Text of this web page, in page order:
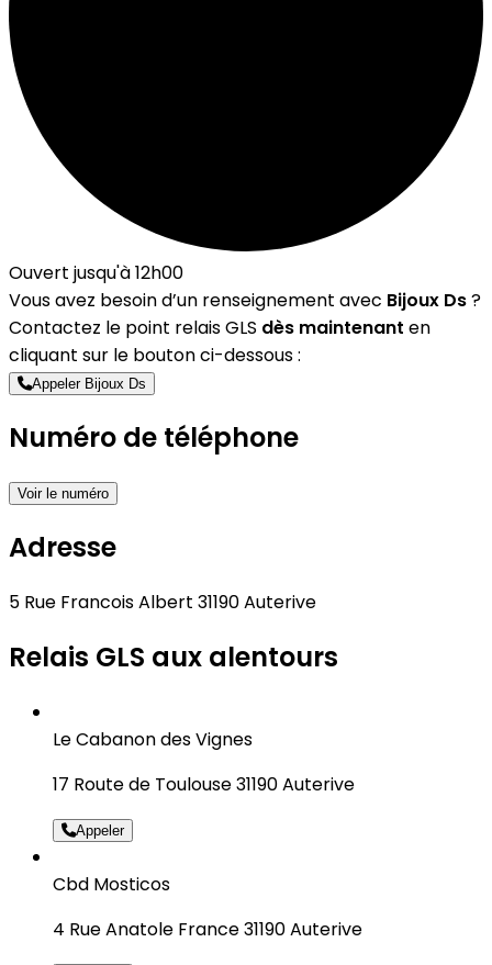
Ouvert jusqu'à 12h00
Vous avez besoin d’un renseignement avec Bijoux Ds?
Contactez le point relais GLS dès maintenant en
cliquant sur le bouton ci-dessous :
Appeler Bijoux Ds
Numéro de téléphone
Voir le numéro
Adresse
5 Rue Francois Albert 31190 Auterive
Relais GLS aux alentours
Le Cabanon des Vignes
17 Route de Toulouse 31190 Auterive
Appeler
Cbd Mosticos
4 Rue Anatole France 31190 Auterive